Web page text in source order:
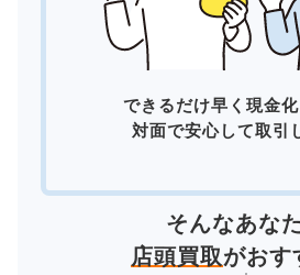
できるだけ早く現金化
対面で安心して取引
そんなあな
店頭買取がおす